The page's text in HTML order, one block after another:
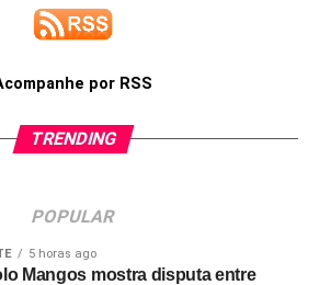
por RSS
TRENDING
POPULAR
5 horas ago
Mangos mostra disputa entre